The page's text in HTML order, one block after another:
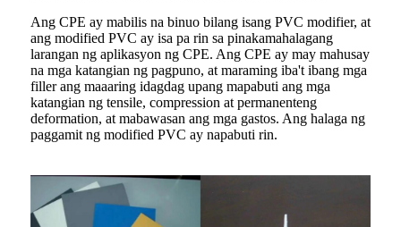
Ang CPE ay mabilis na binuo bilang isang PVC modifier, at
ang modified PVC ay isa pa rin sa pinakamahalagang
larangan ng aplikasyon ng CPE. Ang CPE ay may mahusay
na mga katangian ng pagpuno, at maraming iba't ibang mga
filler ang maaaring idagdag upang mapabuti ang mga
katangian ng tensile, compression at permanenteng
deformation, at mabawasan ang mga gastos. Ang halaga ng
paggamit ng modified PVC ay napabuti rin.